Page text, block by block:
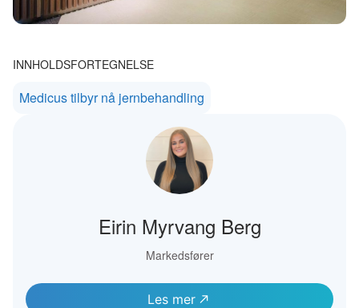
Eirin Myrvang Berg
Markedsfører
Les mer
INNHOLDSFORTEGNELSE
Medicus tilbyr nå jernbehandling